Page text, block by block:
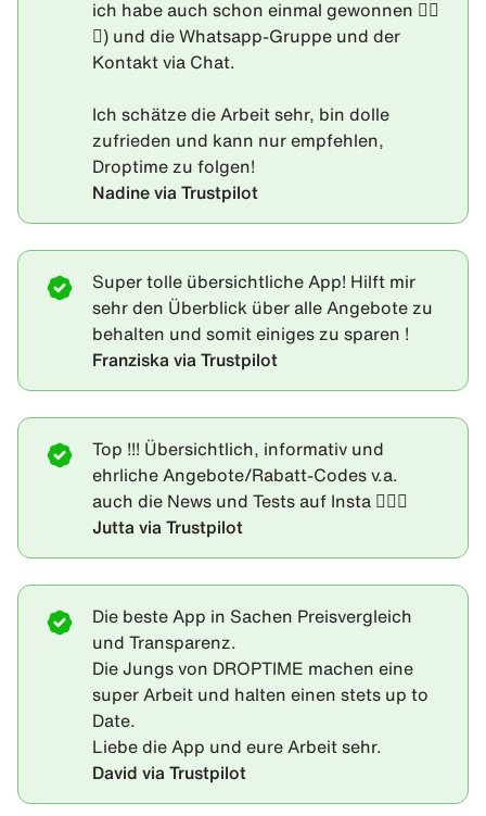
ich habe auch schon einmal gewonnen 👍🏼
😉) und die Whatsapp-Gruppe und der
Kontakt via Chat.
Ich schätze die Arbeit sehr, bin dolle
zufrieden und kann nur empfehlen,
Droptime zu folgen!
Nadine via Trustpilot
Super tolle übersichtliche App! Hilft mir
sehr den Überblick über alle Angebote zu
behalten und somit einiges zu sparen !
Franziska via Trustpilot
Top !!! Übersichtlich, informativ und
ehrliche Angebote/Rabatt-Codes v.a.
auch die News und Tests auf Insta 👍🏻🤩
Jutta via Trustpilot
Die beste App in Sachen Preisvergleich
und Transparenz.
Die Jungs von DROPTIME machen eine
super Arbeit und halten einen stets up to
Date.
Liebe die App und eure Arbeit sehr.
David via Trustpilot